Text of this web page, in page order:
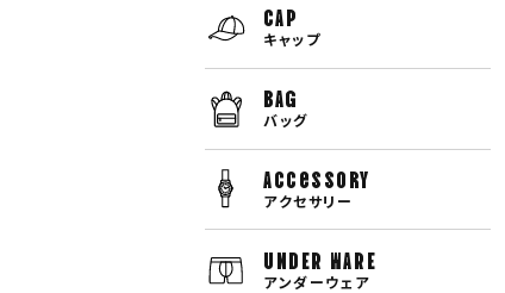
CAP
キャップ
BAG
バッグ
Accessory
アクセサリー
UNDER WARE
アンダーウェア